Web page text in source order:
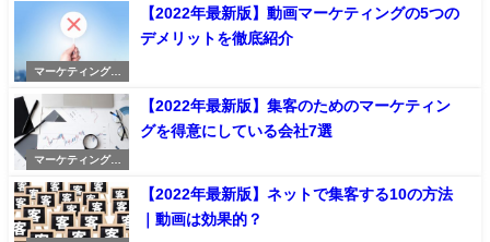
マーケティングの
【2022年最新版】動画マーケティングの5つの
デメリットを徹底紹介
マーケティングの
【2022年最新版】集客のためのマーケティン
グを得意にしている会社7選
【2022年最新版】ネットで集客する10の方法
｜動画は効果的？